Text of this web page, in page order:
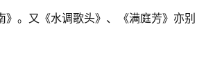
》。又《水调歌头》、《满庭芳》亦别